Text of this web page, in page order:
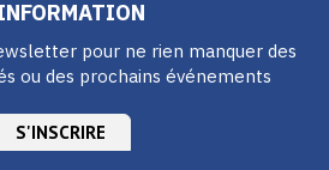
pour ne rien manquer des
ou des prochains événements
S'INSCRIRE